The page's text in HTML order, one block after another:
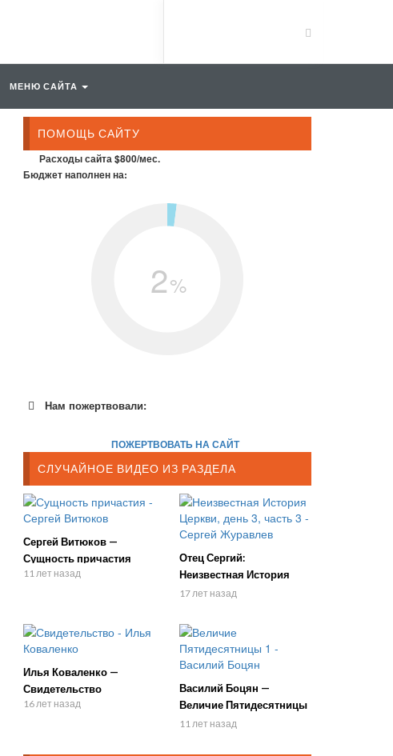
МЕНЮ САЙТА
ПОМОЩЬ САЙТУ
Расходы сайта $800/мес.
Бюджет наполнен на:
2%
Нам пожертвовали:
ПОЖЕРТВОВАТЬ НА САЙТ
СЛУЧАЙНОЕ ВИДЕО ИЗ РАЗДЕЛА
Сергей Витюков —
Сущность причастия
11 лет назад
Отец Сергий:
Неизвестная История
Церкви, день 3, часть 3
17 лет назад
Илья Коваленко —
Свидетельство
16 лет назад
Василий Боцян —
Величие Пятидесятницы
111 лет назад